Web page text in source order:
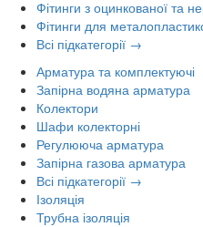
Фітинги з оцинкованої та
Фітинги для
Всі підкатегорії →
Арматура та комплектуючі
Запірна водяна арматура
Колектори
Шафи колекторні
Регулююча арматура
Запірна газова арматура
Всі підкатегорії →
Ізоляція
Трубна ізоляція